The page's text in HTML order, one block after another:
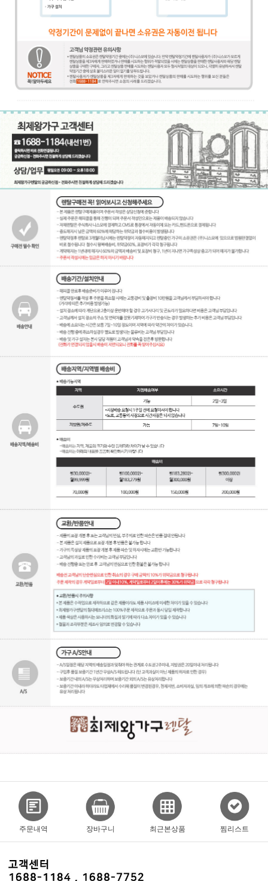
주문내역 장바구니 최근본상품 찜리스트